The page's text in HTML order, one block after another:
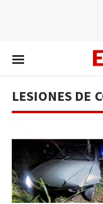
LESIONES DE